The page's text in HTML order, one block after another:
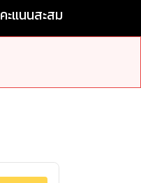
คะแนนสะสม